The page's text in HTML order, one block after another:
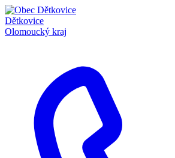
Dětkovice
Olomoucký kraj